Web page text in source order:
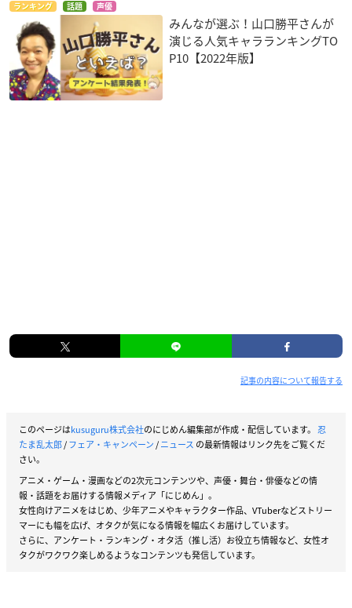
ランキング 話題 声優
みんなが選ぶ！山口勝平さんが
演じる人気キャラランキングTO
P10【2022年版】
記事の内容について報告する
このページはkusuguru株式会社のにじめん編集部が作成・配信しています。 忍
たま乱太郎/フェア・キャンペーン/ニュース の最新情報はリンク先をご覧くだ
さい。
アニメ・ゲーム・漫画などの2次元コンテンツや、声優・舞台・俳優などの情
報・話題をお届けする情報メディア「にじめん」。
女性向けアニメをはじめ、少年アニメやキャラクター作品、VTuberなどストリー
マーにも幅を広げ、オタクが気になる情報を幅広くお届けしています。
さらに、アンケート・ランキング・オタ活（推し活）お役立ち情報など、女性オ
タクがワクワク楽しめるようなコンテンツも発信しています。